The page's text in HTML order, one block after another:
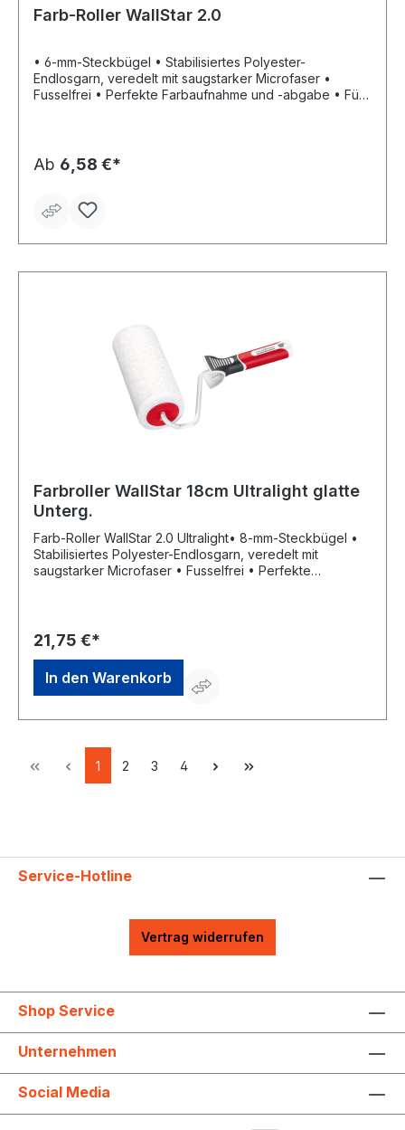
Farb-Roller WallStar 2.0
• 6-mm-Steckbügel • Stabilisiertes Polyester-
Endlosgarn, veredelt mit saugstarker Microfaser •
Fusselfrei • Perfekte Farbaufnahme und -abgabe • Für
abgewinkelt • Mit 3-Komponenten-Griff
Ab 6,58 €*
Farbroller WallStar 18cm Ultralight glatte
Unterg.
Farb-Roller WallStar 2.0 Ultralight• 8-mm-Steckbügel •
Stabilisiertes Polyester-Endlosgarn, veredelt mit
saugstarker Microfaser • Fusselfrei • Perfekte
Gipskarton oder verspachtelte Q3-Q4 Wände bestens
geeignet • UltraLight Bügel aus pulverbeschichtetem
Aluminium, für Gewichtsersparnis • Mit 3-Komponenten-
GriffHersteller: Storch-Ciret Holding GmbH, Platz der
Republik 6, 42107 Wuppertal, DE, +4920249200,
info@storch.de
21,75 €*
In den Warenkorb
1 2 3 4
Service-Hotline
Vertrag widerrufen
Shop Service
Unternehmen
Social Media